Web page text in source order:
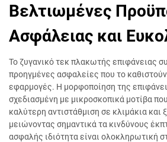
Βελτιωμένες
Ασφάλειας και
Το ζυγανικό τεκ πλακωτής επιφάνειας
προηγμένες ασφαλείες που το καθιστούν
εφαρμογές. Η μορφοποίηση της
σχεδιασμένη με μικροσκοπικά μοτίβα
καλύτερη αντιστάθμιση σε κλιμάκια και
μειώνοντας σημαντικά τα κινδύνους
ασφαλής ιδιότητα είναι ολοκληρωτική